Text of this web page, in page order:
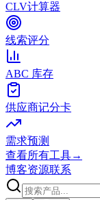
CLV计算器
线索评分
ABC 库存
供应商记分卡
需求预测
查看所有工具→
博客资源联系